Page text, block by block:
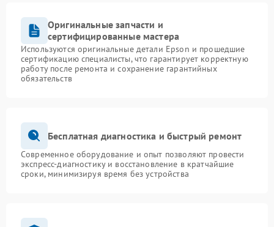
Оригинальные запчасти и
сертифицированные мастера
Используются оригинальные детали Epson и прошедшие
сертификацию специалисты, что гарантирует корректную
работу после ремонта и сохранение гарантийных
обязательств
Бесплатная диагностика и быстрый ремонт
Современное оборудование и опыт позволяют провести
экспресс-диагностику и восстановление в кратчайшие
сроки, минимизируя время без устройства